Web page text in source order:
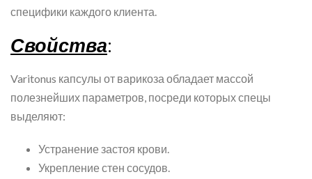
специфики каждого клиента.
Свойства:
Varitonus капсулы от варикоза обладает массой
полезнейших параметров, посреди которых спецы
выделяют:
Устранение застоя крови.
Укрепление стен сосудов.